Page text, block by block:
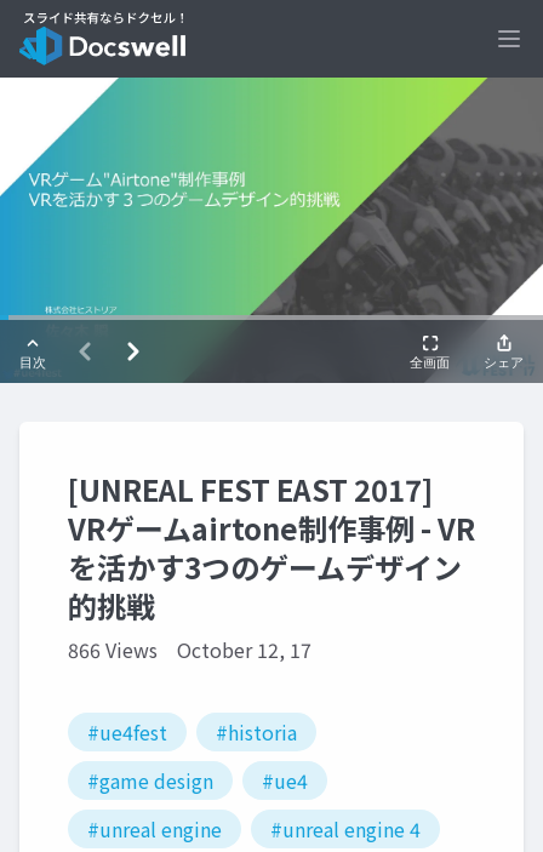
[UNREAL FEST EAST 2017]
VRゲームairtone制作事例 - VR
を活かす3つのゲームデザイン
的挑戦
866 Views October 12, 17
#ue4fest
#historia
#game design
#ue4
#unreal engine
#unreal engine 4